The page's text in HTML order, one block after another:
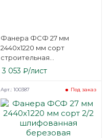
Фанера ФСФ 27 мм
2440х1220 мм сорт
строительная
нешлифованная
березовая
3 053 ₽/лист
Под заказ
Арт.: 100387